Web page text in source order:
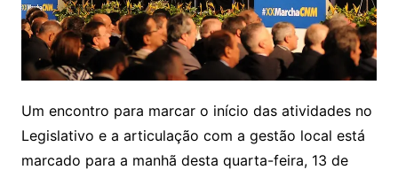
Um encontro para marcar o início das atividades no
Legislativo e a articulação com a gestão local está
marcado para a manhã desta quarta-feira, 13 de